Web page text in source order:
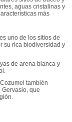
aguas cristalinas y
más
uno de los sitios de
su rica biodiversidad y
de arena blanca y
también
que